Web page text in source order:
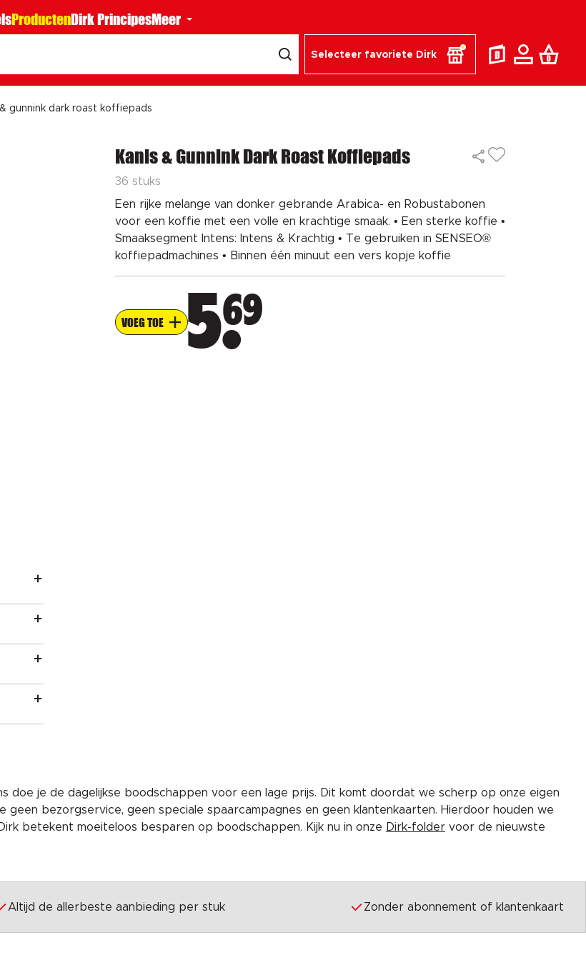
ProductenDirk PrincipesMeer
Selecteer favoriete Dirk
& gunnink dark roast koffiepads
Kanis & Gunnink Dark Roast Koffiepads
36 stuks
Een rijke melange van donker gebrande Arabica- en Robustabonen
voor een koffie met een volle en krachtige smaak. • Een sterke koffie •
Smaaksegment Intens: Intens & Krachtig • Te gebruiken in SENSEO®
koffiepadmachines • Binnen één minuut een vers kopje koffie
VOEG TOE 569
doe je de dagelijkse boodschappen voor een lage prijs. Dit komt doordat we scherp op onze eigen
geen bezorgservice, geen speciale spaarcampagnes en geen klantenkaarten. Hierdoor houden we
betekent moeiteloos besparen op boodschappen. Kijk nu in onze Dirk-folder voor de nieuwste
Altijd de allerbeste aanbieding per stuk Zonder abonnement of klantenkaart